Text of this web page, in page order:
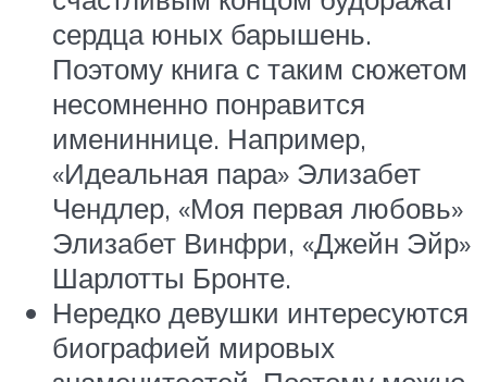
сердца юных барышень.
Поэтому книга с таким сюжетом
несомненно понравится
имениннице. Например,
«Идеальная пара» Элизабет
Чендлер, «Моя первая любовь»
Элизабет Винфри, «Джейн Эйр»
Шарлотты Бронте.
Нередко девушки интересуются
биографией мировых